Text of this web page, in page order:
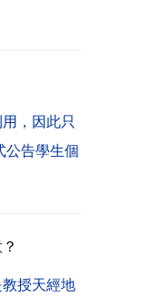
，因此只
公告學生個
授天經地